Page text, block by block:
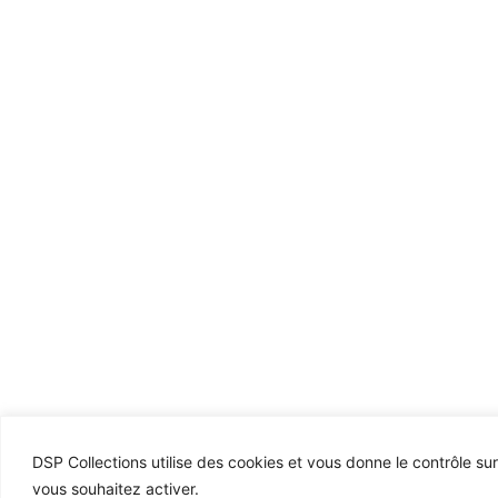
DSP Collections utilise des cookies et vous donne le contrôle
vous souhaitez activer.